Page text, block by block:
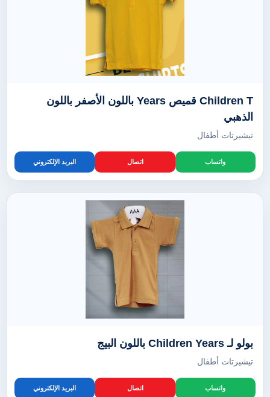
Children T قميص Years باللون الأصفر باللون
الذهبي
تيشيرتات أطفال
واتساب اتصال البريد الإلكتروني
بولو لـ Children Years باللون البيج
تيشيرتات أطفال
واتساب اتصال البريد الإلكتروني